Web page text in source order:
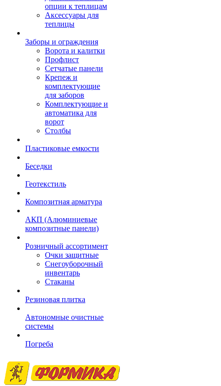
опции к теплицам
Аксессуары для
теплицы
Заборы и ограждения
Ворота и калитки
Профлист
Сетчатые панели
Крепеж и
комплектующие
для заборов
Комплектующие и
автоматика для
ворот
Столбы
Пластиковые емкости
Беседки
Геотекстиль
Композитная арматура
АКП (Алюминиевые
композитные панели)
Розничный ассортимент
Очки защитные
Снегоуборочный
инвентарь
Стаканы
Резиновая плитка
Автономные очистные
системы
Погреба